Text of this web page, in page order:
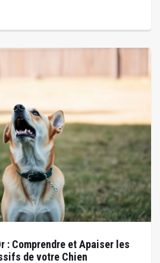
: Comprendre et Apaiser les
de votre Chien